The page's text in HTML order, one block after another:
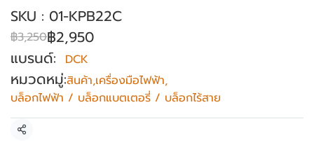
SKU : 01-KPB22C
฿3,250฿2,950
แบรนด์:
DCK
หมวดหมู่:สินค้า,เครื่องมือไฟฟ้า,
บล็อกไฟฟ้า / บล็อกแบตเตอรี่ / บล็อกไร้สาย
แชร์